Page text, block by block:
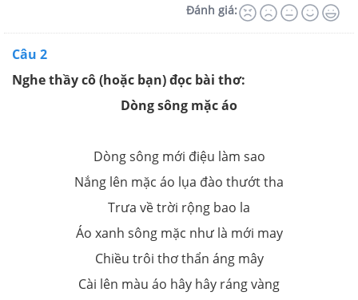
Đánh giá:
Câu 2
Nghe thầy cô (hoặc bạn) đọc bài thơ:
Dòng sông mặc áo
Dòng sông mới điệu làm sao
Nắng lên mặc áo lụa đào thướt tha
Trưa về trời rộng bao la
Áo xanh sông mặc như là mới may
Chiều trôi thơ thẩn áng mây
Cài lên màu áo hây hây ráng vàng